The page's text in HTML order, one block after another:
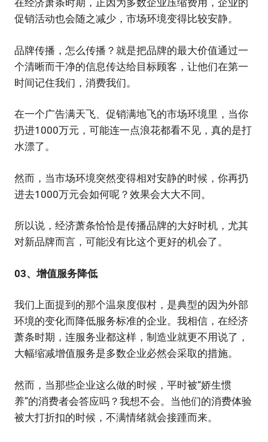
在经济萧条时期，正因为多数企业压缩费用，企业的
促销活动也会随之减少，市场环境变得比较安静。
品牌传播，怎么传播？就是把品牌的最大价值通过一
个清晰而干净的信息传达给目标顾客，让他们在第一
时间记住我们，消费我们。
在一个广告满天飞、促销满地飞的市场环境里，当你
扔进1000万元，可能连一点浪花都看不见，真的是打
水漂了。
然而，当市场环境突然变得相对安静的时候，你再扔
进去1000万元会如何呢？效果会大大不同。
所以说，经济萧条恰恰是传播品牌的大好时机，尤其
对新品牌而言，可能没有比这个更好的机会了。
03、增值服务降低
我们上面提到的那个温泉度假村，是典型的因为外部
环境的变化而降低服务标准的企业。我相信，在经济
萧条时期，连服务业都这样，制造业就更不用说了，
大幅缩减增值服务是多数企业必然会采取的措施。
然而，当那些企业这么做的时候，平时被“娇生惯
养”的消费者会答应吗？我想不会。当他们的消费体验
被大打折扣的时候，不满情绪就会接踵而来。